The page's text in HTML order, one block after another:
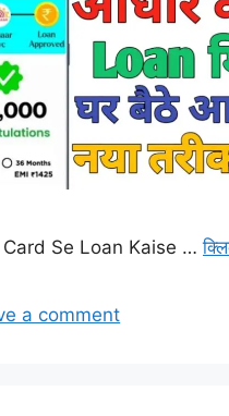
Card Se Loan Kaise …
a comment